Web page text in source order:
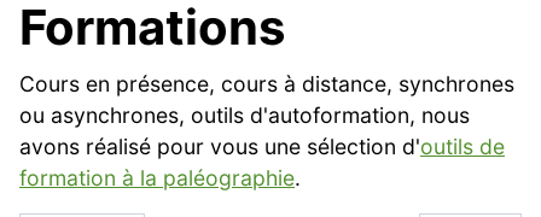
Formations
Cours en présence, cours à distance, synchrones
ou asynchrones, outils d'autoformation, nous
avons réalisé pour vous une sélection d'outils de
formation à la paléographie.